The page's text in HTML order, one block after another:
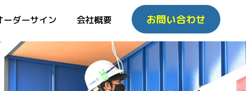
ーダーサイン 会社概要 お問い合わせ